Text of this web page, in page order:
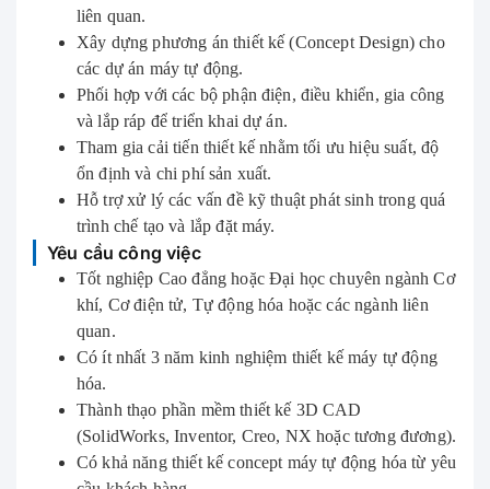
liên quan.
Xây dựng phương án thiết kế (Concept Design) cho
các dự án máy tự động.
Phối hợp với các bộ phận điện, điều khiển, gia công
và lắp ráp để triển khai dự án.
Tham gia cải tiến thiết kế nhằm tối ưu hiệu suất, độ
ổn định và chi phí sản xuất.
Hỗ trợ xử lý các vấn đề kỹ thuật phát sinh trong quá
trình chế tạo và lắp đặt máy.
Yêu cầu công việc
Tốt nghiệp Cao đẳng hoặc Đại học chuyên ngành Cơ
khí, Cơ điện tử, Tự động hóa hoặc các ngành liên
quan.
Có ít nhất 3 năm kinh nghiệm thiết kế máy tự động
hóa.
Thành thạo phần mềm thiết kế 3D CAD
(SolidWorks, Inventor, Creo, NX hoặc tương đương).
Có khả năng thiết kế concept máy tự động hóa từ yêu